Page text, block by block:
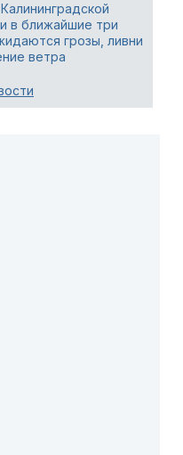
в ближайшие три
грозы, ливни
ветра